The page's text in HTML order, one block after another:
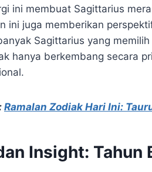
ini membuat Sagittarius
ini juga memberikan
Sagittarius yang
hanya berkembang secara
Ramalan Zodiak Hari Ini:
Insight: